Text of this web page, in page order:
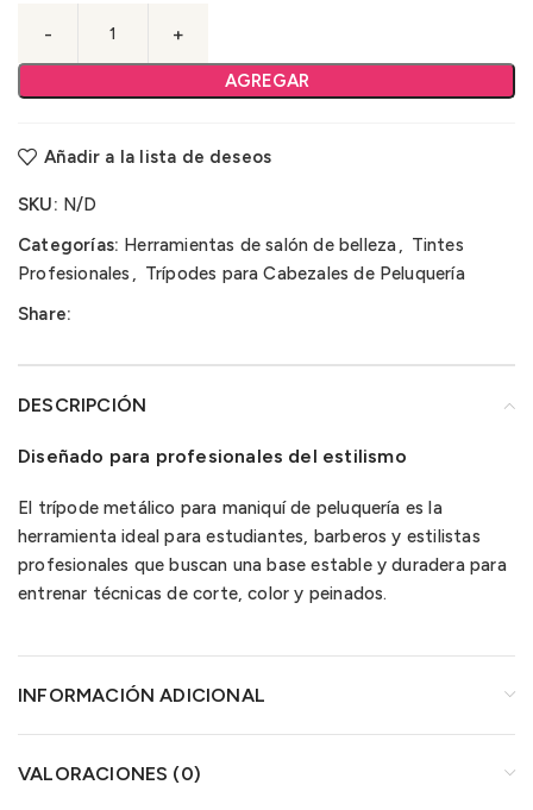
AGREGAR
Añadir a la lista de deseos
SKU: N/D
Categorías: Herramientas de salón de belleza, Tintes
Profesionales , Trípodes para Cabezales de Peluquería
Share:
DESCRIPCIÓN
Diseñado para profesionales del estilismo
El trípode metálico para maniquí de peluquería es la
herramienta ideal para estudiantes, barberos y estilistas
profesionales que buscan una base estable y duradera para
entrenar técnicas de corte, color y peinados.
INFORMACIÓN ADICIONAL
VALORACIONES (0)